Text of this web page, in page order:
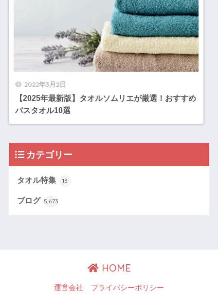
2022年3月2日
【2025年最新版】タオルソムリエが厳選！おすすめ
バスタオル10選
カテゴリー
タオル特集 13
ブログ 5,673
HOME
運営会社 プライバシーポリシー